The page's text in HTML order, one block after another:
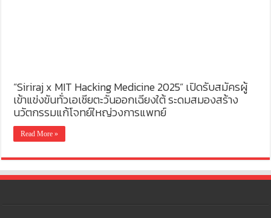
“Siriraj x MIT Hacking Medicine 2025” เปิดรับสมัครผู้
เข้าแข่งขันทั่วเอเชียตะวันออกเฉียงใต้ ระดมสมองสร้าง
นวัตกรรมแก้โจทย์ใหญ่วงการแพทย์
Read More »